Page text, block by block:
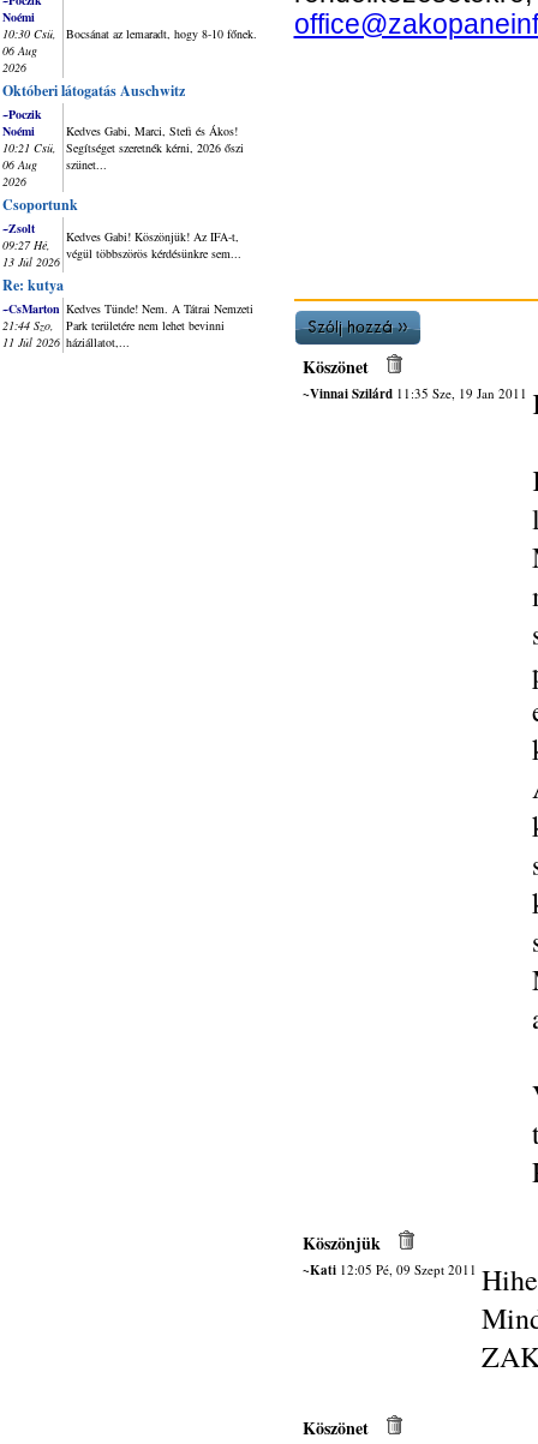
Noémi
10:30 Csü,
06 Aug
2026
Bocsánat az lemaradt, hogy 8-10 főnek.
Októberi látogatás Auschwitz
~Poczik
Noémi
10:21 Csü,
06 Aug
2026
Kedves Gabi, Marci, Stefi és Ákos!
Segítséget szeretnék kérni, 2026 őszi
szünet...
Csoportunk
~Zsolt
09:27 Hé,
13 Júl 2026
Kedves Gabi! Köszönjük! Az IFA-t,
végül többszörös kérdésünkre sem...
Re: kutya
~CsMarton
21:44 Szo,
11 Júl 2026
Kedves Tünde! Nem. A Tátrai Nemzeti
Park területére nem lehet bevinni
háziállatot,...
Köszönet
~Vinnai Szilárd11:35 Sze, 19 Jan 2011
Köszönjük
~Kati12:05 Pé, 09 Szept 2011
Köszönet